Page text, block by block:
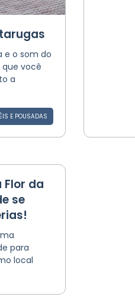
e o som do
você
a
E POUSADAS
Flor da
se
para
local